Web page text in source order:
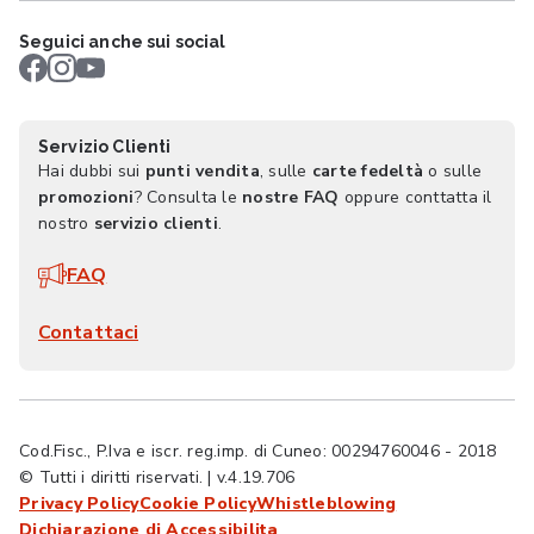
Seguici anche sui social
Servizio Clienti
Hai dubbi sui punti vendita, sulle carte fedeltà o sulle
promozioni? Consulta le nostre FAQ oppure conttatta il
nostro servizio clienti.
FAQ
Contattaci
Cod.Fisc., P.Iva e iscr. reg.imp. di Cuneo: 00294760046 - 2018
© Tutti i diritti riservati. | v.4.19.706
Privacy PolicyCookie PolicyWhistleblowing